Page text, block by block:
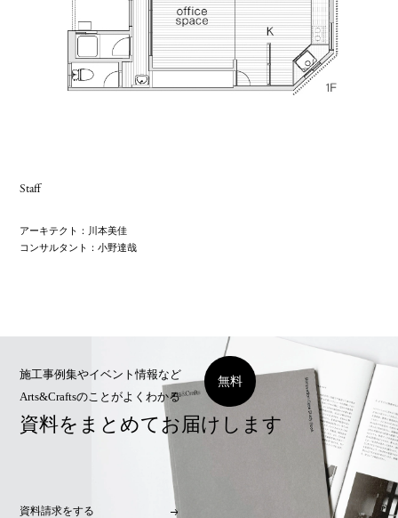
Staff
アーキテクト： 川本美佳
コンサルタント：小野達哉
無料
施工事例集やイベント情報など
Arts&Craftsのことがよくわかる
資料をまとめてお届けします
資料請求をする